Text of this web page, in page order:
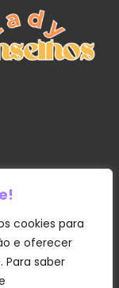
cookies para
e oferecer
saber